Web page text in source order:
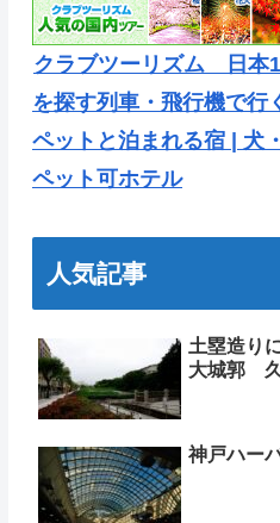
クラブツーリズム 日本
を探す列車・飛行機で
ペットと泊まれる宿 | 犬
ペット可ホテル
人気記事
土塁造り
大城郭
神戸ハー